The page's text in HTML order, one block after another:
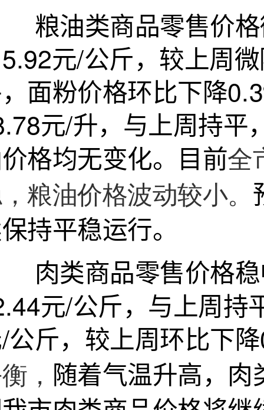
类商品零售价格
元/公斤，较上周
面粉价格环比下降
元/升，与上周持平
格均无变化。目前全
粮油价格波动较小。
持平稳运行。
商品零售价格稳
元/公斤，与上周持
公斤，较上周环比下
， 随着气温升高，